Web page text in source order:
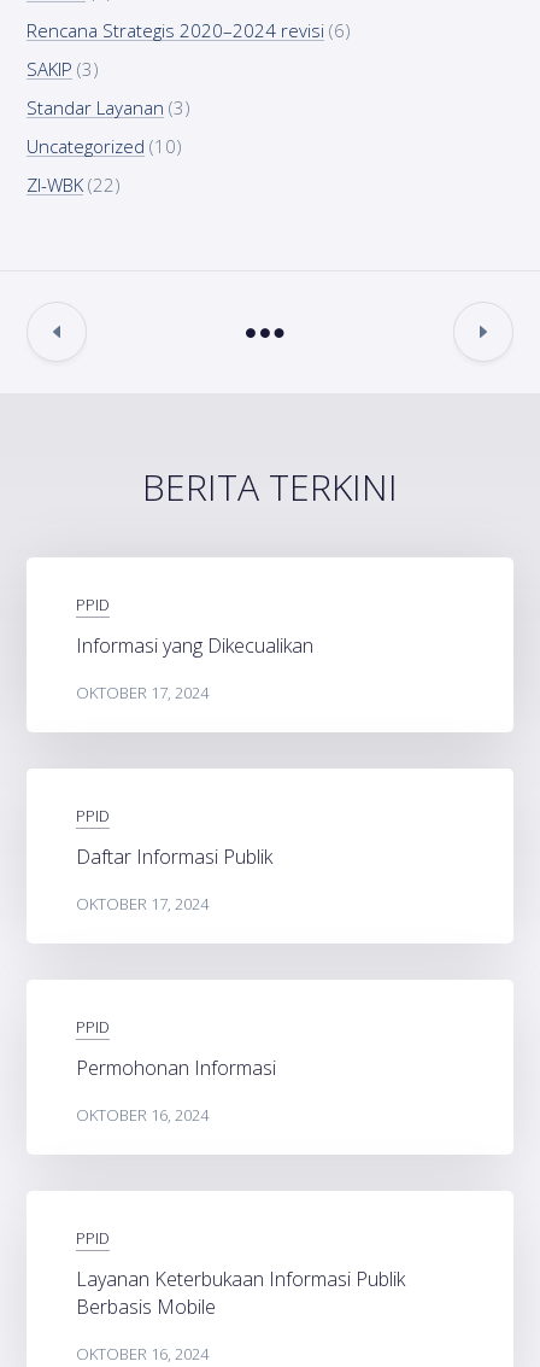
Rencana Strategis 2020–2024 revisi (6)
SAKIP (3)
Standar Layanan (3)
Uncategorized (10)
ZI-WBK (22)
BERITA TERKINI
PPID
Informasi yang Dikecualikan
OKTOBER 17, 2024
PPID
Daftar Informasi Publik
OKTOBER 17, 2024
PPID
Permohonan Informasi
OKTOBER 16, 2024
PPID
Layanan Keterbukaan Informasi Publik
Berbasis Mobile
OKTOBER 16, 2024